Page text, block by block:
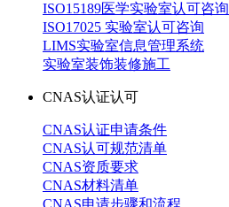
ISO15189医学实验室认可咨询
ISO17025 实验室认可咨询
LIMS实验室信息管理系统
实验室装饰装修施工
CNAS认证认可
CNAS认证申请条件
CNAS认可规范清单
CNAS资质要求
CNAS材料清单